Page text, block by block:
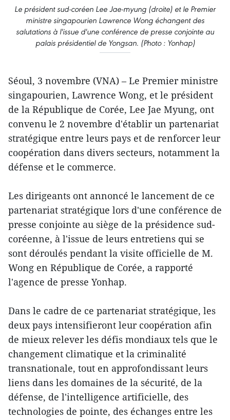
Le président sud-coréen Lee Jae-myung (droite) et le Premier
ministre singapourien Lawrence Wong échangent des
salutations à l'issue d'une conférence de presse conjointe au
palais présidentiel de Yongsan. (Photo : Yonhap)
Séoul, 3 novembre (VNA) – Le Premier ministre
singapourien, Lawrence Wong, et le président
de la République de Corée, Lee Jae Myung, ont
convenu le 2 novembre d'établir un partenariat
stratégique entre leurs pays et de renforcer leur
coopération dans divers secteurs, notamment la
défense et le commerce.
Les dirigeants ont annoncé le lancement de ce
partenariat stratégique lors d'une conférence de
presse conjointe au siège de la présidence sud-
coréenne, à l'issue de leurs entretiens qui se
sont déroulés pendant la visite officielle de M.
Wong en République de Corée, a rapporté
l'agence de presse Yonhap.
Dans le cadre de ce partenariat stratégique, les
deux pays intensifieront leur coopération afin
de mieux relever les défis mondiaux tels que le
changement climatique et la criminalité
transnationale, tout en approfondissant leurs
liens dans les domaines de la sécurité, de la
défense, de l'intelligence artificielle, des
technologies de pointe, des échanges entre les